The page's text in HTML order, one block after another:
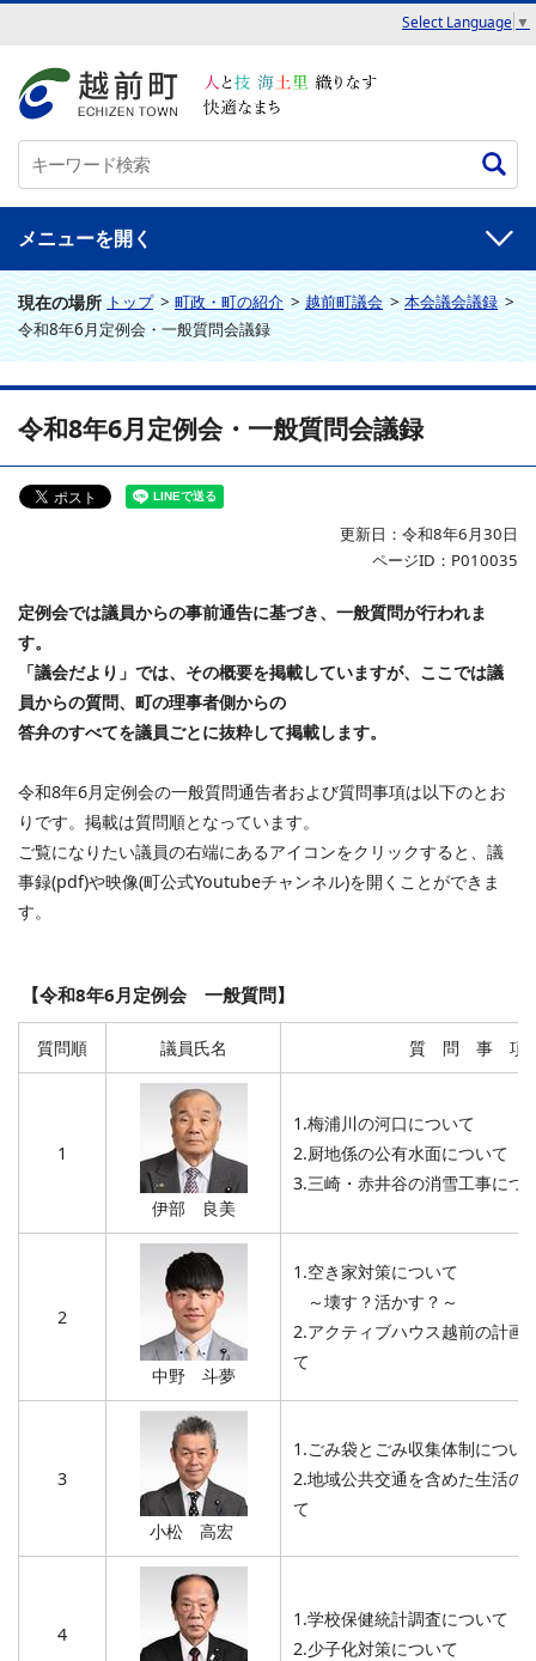
Select Language ▼
メニュー
現在の場所 トップ>町政・町の紹介>越前町議会>本会議会議録>
令和8年6月定例会・一般質問会議録
令和8年6月定例会・一般質問会議録
更新日：令和8年6月30日
ページID：P010035
定例会では議員からの事前通告に基づき、一般質問が行われま
す。
「議会だより」では、その概要を掲載していますが、ここでは議
員からの質問、町の理事者側からの
答弁のすべてを議員ごとに抜粋して掲載します。
令和8年6月定例会の一般質問通告者および質問事項は以下のとお
りです。掲載は質問順となっています。
ご覧になりたい議員の右端にあるアイコンをクリックすると、議
事録(pdf)や映像(町公式Youtubeチャンネル)を開くことができま
す。
【令和8年6月定例会 一般質問】
質問順 議員氏名 質 問 事 項
1
伊部 良美
1.梅浦川の河口について
2.厨地係の公有水面について
3.三崎・赤井谷の消雪工事につ
2
中野 斗夢
1.空き家対策について
～壊す？活かす？～
2.アクティブハウス越前の計画
て
3
小松 高宏
1.ごみ袋とごみ収集体制につい
2.地域公共交通を含めた生活の
て
4
1.学校保健統計調査について
2.少子化対策について